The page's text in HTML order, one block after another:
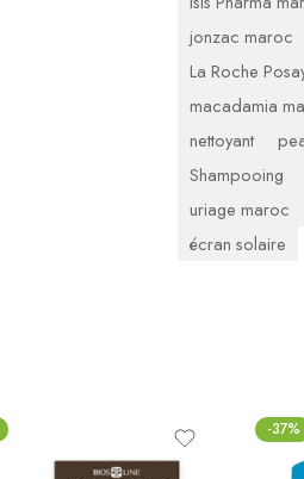
jonzac maroc
La Roche
macadamia
nettoyant
Shampooing
uriage maroc
écran solaire
-37%